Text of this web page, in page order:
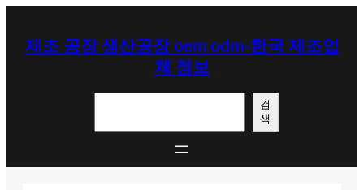
제조 공장 생산공장 oem odm-한국 제조업
체 정보
검
색